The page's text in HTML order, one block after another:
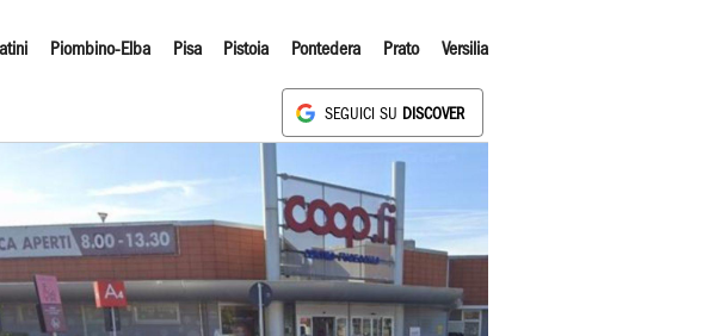
Piombino-Elba Pisa Pistoia Pontedera Prato Versilia
SEGUICI SU DISCOVER